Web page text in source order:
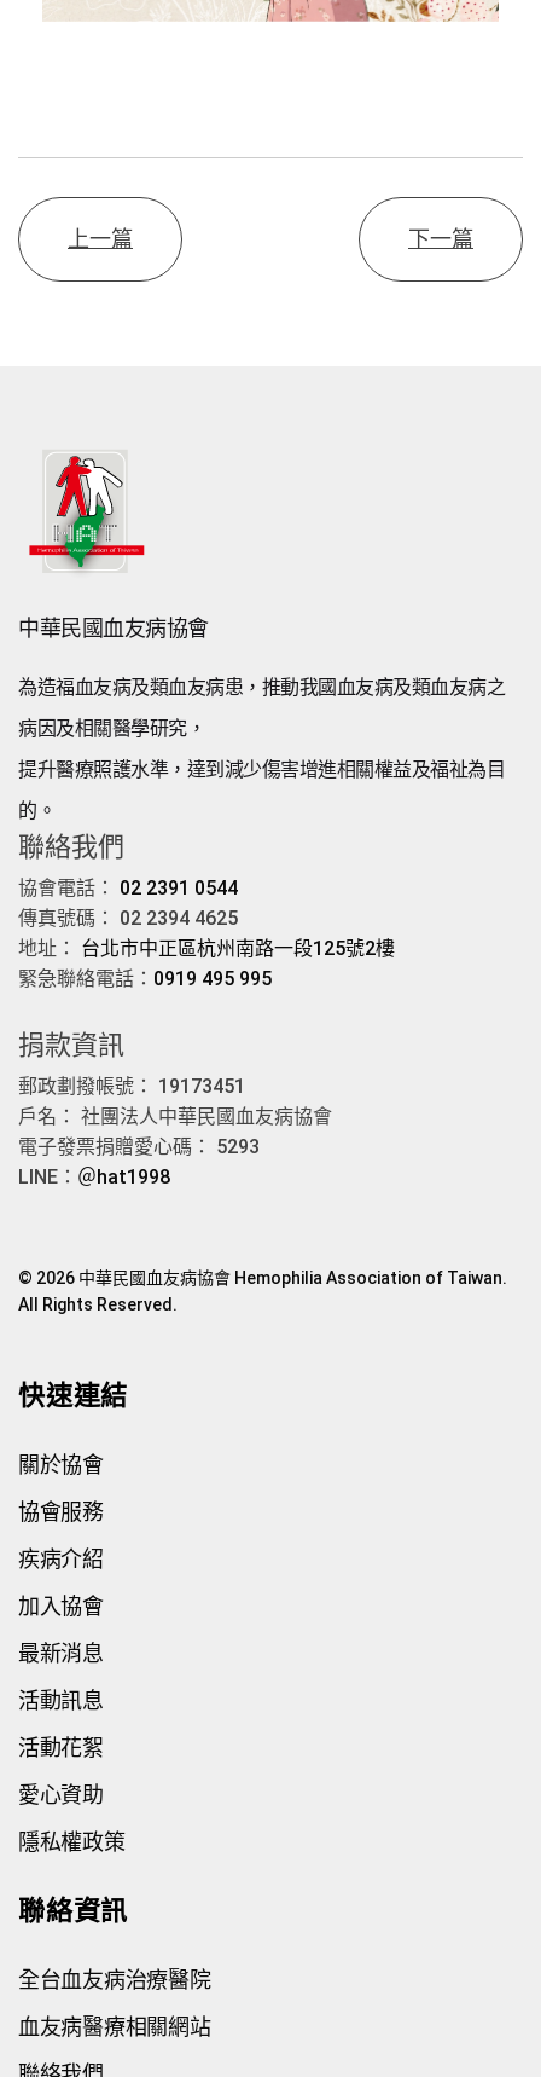
上一篇 下一篇
中華民國血友病協會
為造福血友病及類血友病患，推動我國血友病及類血友病之
病因及相關醫學研究，
提升醫療照護水準，達到減少傷害增進相關權益及福祉為目
的。
聯絡我們
協會電話： 02 2391 0544
傳真號碼： 02 2394 4625
地址： 台北市中正區杭州南路一段125號2樓
緊急聯絡電話： 0919 495 995
捐款資訊
郵政劃撥帳號： 19173451
戶名： 社團法人中華民國血友病協會
電子發票捐贈愛心碼： 5293
LINE： ＠hat1998
© 2026 中華民國血友病協會 Hemophilia Association of Taiwan.
All Rights Reserved.
快速連結
關於協會
協會服務
疾病介紹
加入協會
最新消息
活動訊息
活動花絮
愛心資助
隱私權政策
聯絡資訊
全台血友病治療醫院
血友病醫療相關網站